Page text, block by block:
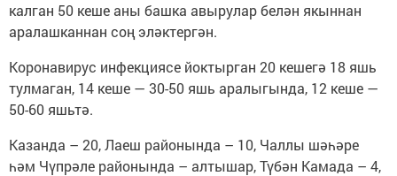
калган 50 кеше аны башка авырулар белән якыннан
аралашканнан соң эләктергән.
Коронавирус инфекциясе йоктырган 20 кешегә 18 яшь
тулмаган, 14 кеше — 30-50 яшь аралыгында, 12 кеше —
50-60 яшьтә.
Казанда – 20, Лаеш районында – 10, Чаллы шәһәре
һәм Чүпрәле районында – алтышар, Түбән Камада – 4,